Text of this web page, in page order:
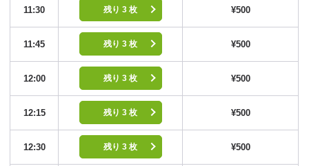
11:30 残り 3 枚 ¥500
11:45 残り 3 枚 ¥500
12:00 残り 3 枚 ¥500
12:15 残り 3 枚 ¥500
12:30 残り 3 枚 ¥500